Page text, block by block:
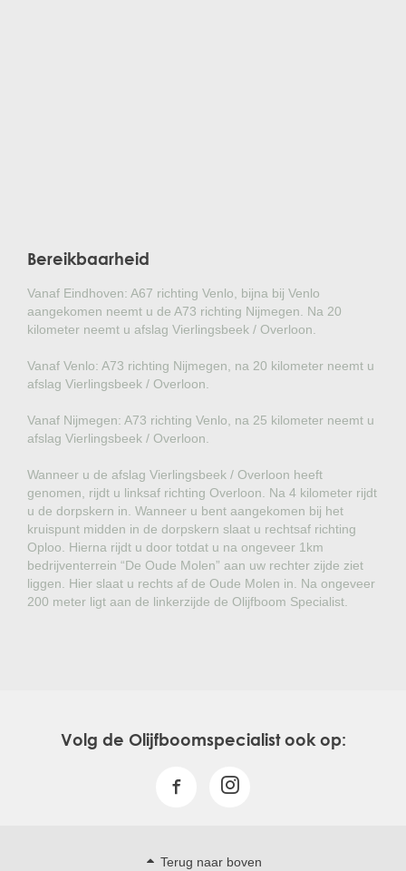
Bereikbaarheid
Vanaf Eindhoven: A67 richting Venlo, bijna bij Venlo
aangekomen neemt u de A73 richting Nijmegen. Na 20
kilometer neemt u afslag Vierlingsbeek / Overloon.
Vanaf Venlo: A73 richting Nijmegen, na 20 kilometer neemt u
afslag Vierlingsbeek / Overloon.
Vanaf Nijmegen: A73 richting Venlo, na 25 kilometer neemt u
afslag Vierlingsbeek / Overloon.
Wanneer u de afslag Vierlingsbeek / Overloon heeft
genomen, rijdt u linksaf richting Overloon. Na 4 kilometer rijdt
u de dorpskern in. Wanneer u bent aangekomen bij het
kruispunt midden in de dorpskern slaat u rechtsaf richting
Oploo. Hierna rijdt u door totdat u na ongeveer 1km
bedrijventerrein “De Oude Molen” aan uw rechter zijde ziet
liggen. Hier slaat u rechts af de Oude Molen in. Na ongeveer
200 meter ligt aan de linkerzijde de Olijfboom Specialist.
Volg de Olijfboomspecialist ook op:
Terug naar boven